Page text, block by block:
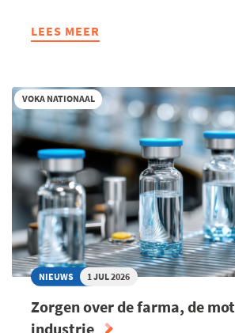
LEES MEER
ABOUT
ONZE
ECONOMIE
EIGENLIJK
ALTIJD
GROEIEN?
VOKA NATIONAAL
NIEUWS 1 JUL 2026
Zorgen over de farma, de
industrie